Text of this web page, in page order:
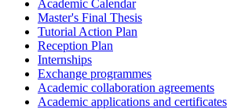
Academic Calendar
Master's Final Thesis
Tutorial Action Plan
Reception Plan
Internships
Exchange programmes
Academic collaboration agreements
Academic applications and certificates